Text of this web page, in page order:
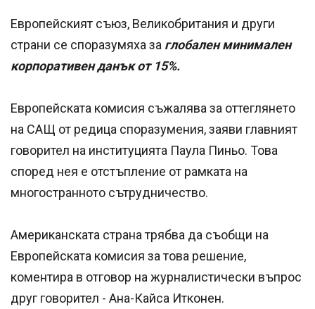
Европейският съюз, Великобритания и други
страни се споразумяха за глобален минимален
корпоративен данък от 15%.
Европейската комисия съжалява за оттеглянето
на САЩ от редица споразумения, заяви главният
говорител на институцията Паула Пиньо. Това
според нея е отстъпление от рамката на
многостранното сътрудничество.
Американската страна трябва да съобщи на
Европейската комисия за това решение,
коментира в отговор на журналистически въпрос
друг говорител - Ана-Кайса Итконен.